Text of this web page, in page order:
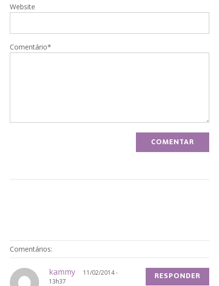
Website
Comentário*
Comentários:
kammy
11/02/2014 -
13h37
RESPONDER